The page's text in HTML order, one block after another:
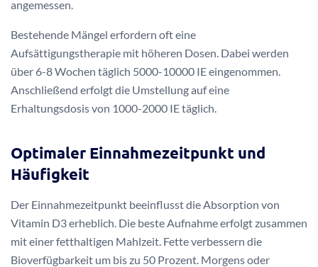
angemessen.
Bestehende Mängel erfordern oft eine
Aufsättigungstherapie mit höheren Dosen. Dabei werden
über 6-8 Wochen täglich 5000-10000 IE eingenommen.
Anschließend erfolgt die Umstellung auf eine
Erhaltungsdosis von 1000-2000 IE täglich.
Optimaler Einnahmezeitpunkt und
Häufigkeit
Der Einnahmezeitpunkt beeinflusst die Absorption von
Vitamin D3 erheblich. Die beste Aufnahme erfolgt zusammen
mit einer fetthaltigen Mahlzeit. Fette verbessern die
Bioverfügbarkeit um bis zu 50 Prozent. Morgens oder